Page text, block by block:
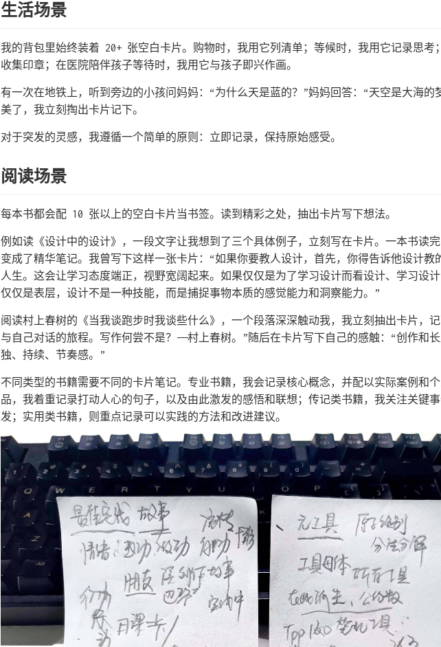
生活场景
我的背包里始终装着 20+ 张空白卡片。购物时，我用它列清单；等候时，我用它记录思考
收集印章；在医院陪伴孩子等待时，我用它与孩子即兴作画。
有一次在地铁上，听到旁边的小孩问妈妈：“为什么天是蓝的？”妈妈回答：“天空是大海的
美了，我立刻掏出卡片记下。
对于突发的灵感，我遵循一个简单的原则：立即记录，保持原始感受。
阅读场景
每本书都会配 10 张以上的空白卡片当书签。读到精彩之处，抽出卡片写下想法。
例如读《设计中的设计》，一段文字让我想到了三个具体例子，立刻写在卡片。一本书读
变成了精华笔记。我曾写下这样一张卡片：“如果你要教人设计，首先，你得告诉他设计教
人生。这会让学习态度端正，视野宽阔起来。如果仅仅是为了学习设计而看设计、学习设
仅仅是表层，设计不是一种技能，而是捕捉事物本质的感觉能力和洞察能力。”
阅读村上春树的《当我谈跑步时我谈些什么》，一个段落深深触动我，我立刻抽出卡片，
与自己对话的旅程。写作何尝不是？——村上春树。”随后在卡片写下自己的感触：“创作和
独、持续、节奏感。”
不同类型的书籍需要不同的卡片笔记。专业书籍，我会记录核心概念，并配以实际案例和
品，我着重记录打动人心的句子，以及由此激发的感悟和联想；传记类书籍，我关注关键
发；实用类书籍，则重点记录可以实践的方法和改进建议。